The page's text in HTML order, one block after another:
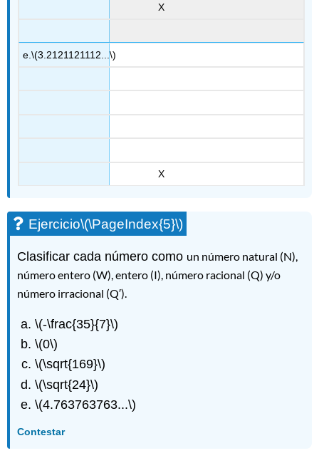
X
e.\(3.2121121112...\)
X
Ejercicio\(\PageIndex{5}\)
Clasificar cada número como un número natural (N),
número entero (W), entero (I), número racional (Q) y/o
número irracional (Q′).
\(-\frac{35}{7}\)
\(0\)
\(\sqrt{169}\)
\(\sqrt{24}\)
\(4.763763763...\)
Contestar